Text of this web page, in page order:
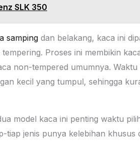
SLK 350
samping dan belakang, kaca ini
Proses ini membikin
non-tempered umumnya. Waktu
kecil yang tumpul, sehingga
model kaca ini penting waktu
jenis punya kelebihan khusus